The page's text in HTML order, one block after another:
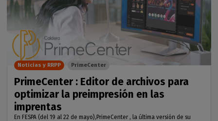
PrimeCenter : Editor de archivos para
optimizar la preimpresión en las
imprentas
En FESPA (del 19 al 22 de mayo),PrimeCenter , la última versión de su
Noticias y RRPP PrimeCenter